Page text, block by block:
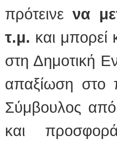
πρότεινενα
τ.μ. και
στη Δημοτική
απαξίωση στο
Σύμβουλος από
και